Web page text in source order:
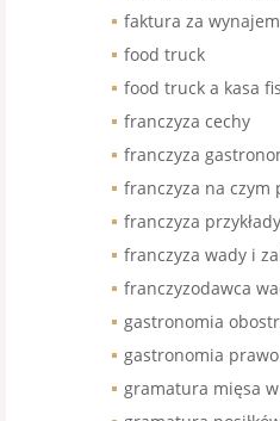
faktura za
food truck
food truck a kasa
franczyza cechy
franczyza
franczyza na czym
franczyza przykłady
franczyza wady i
franczyzodawca
gastronomia
gastronomia prawo
gramatura mięsa